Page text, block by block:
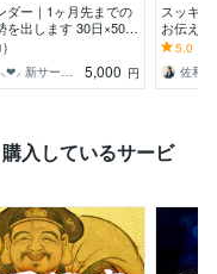
ダー｜1ヶ月先までの
を出します 30日×500
万5千文字で細かく詳
コトハ ⸜❤︎⸝ 新サービス提供開始✨️
5,000 円
スッキ
お伝え
間関係
持ち等◎
5.0
入しているサービ